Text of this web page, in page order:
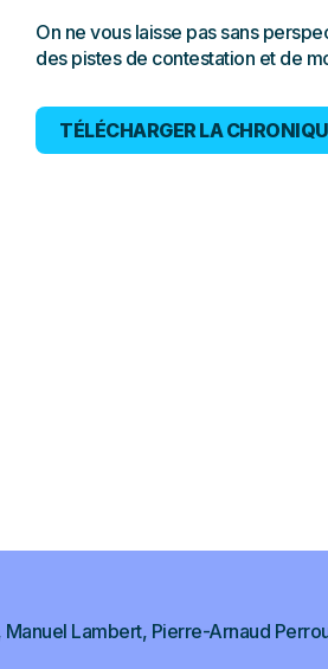
On ne vous laisse pas sans
des pistes de contestation et de
TÉLÉCHARGER LA
Lambert, Pierre-Arnaud